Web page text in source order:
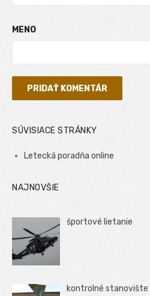
MENO
SÚVISIACE STRÁNKY
Letecká poradňa online
NAJNOVŠIE
športové lietanie
kontrolné stanovište